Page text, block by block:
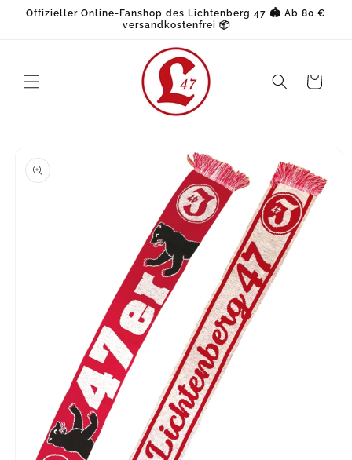
zum
Offizieller Online-Fanshop des Lichtenberg 47 🏟️ Ab 80 €
versandkostenfrei 📦
Warenkorb